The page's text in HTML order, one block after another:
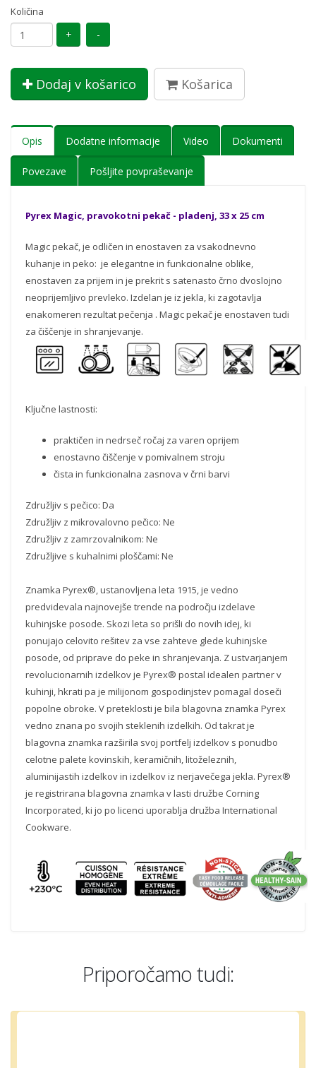
Količina
Dodaj v košarico Košarica
Opis Dodatne informacije Video Dokumenti
Povezave Pošljite povpraševanje
Pyrex Magic, pravokotni pekač - pladenj, 33 x 25 cm
Magic pekač, je odličen in enostaven za vsakodnevno
kuhanje in peko: je elegantne in funkcionalne oblike,
enostaven za prijem in je prekrit s satenasto črno dvoslojno
neoprijemljivo prevleko. Izdelan je iz jekla, ki zagotavlja
enakomeren rezultat pečenja . Magic pekač je enostaven tudi
za čiščenje in shranjevanje.
Ključne lastnosti:
praktičen in nedrseč ročaj za varen oprijem
enostavno čiščenje v pomivalnem stroju
čista in funkcionalna zasnova v črni barvi
Združljiv s pečico: Da
Združljiv z mikrovalovno pečico: Ne
Združljiv z zamrzovalnikom: Ne
Združljive s kuhalnimi ploščami: Ne
Znamka Pyrex®, ustanovljena leta 1915, je vedno
predvidevala najnovejše trende na področju izdelave
kuhinjske posode. Skozi leta so prišli do novih idej, ki
ponujajo celovito rešitev za vse zahteve glede kuhinjske
posode, od priprave do peke in shranjevanja. Z ustvarjanjem
revolucionarnih izdelkov je Pyrex® postal idealen partner v
kuhinji, hkrati pa je milijonom gospodinjstev pomagal doseči
popolne obroke. V preteklosti je bila blagovna znamka Pyrex
vedno znana po svojih steklenih izdelkih. Od takrat je
blagovna znamka razširila svoj portfelj izdelkov s ponudbo
celotne palete kovinskih, keramičnih, litoželeznih,
aluminijastih izdelkov in izdelkov iz nerjavečega jekla. Pyrex®
je registrirana blagovna znamka v lasti družbe Corning
Incorporated, ki jo po licenci uporablja družba International
Cookware.
Priporočamo tudi: